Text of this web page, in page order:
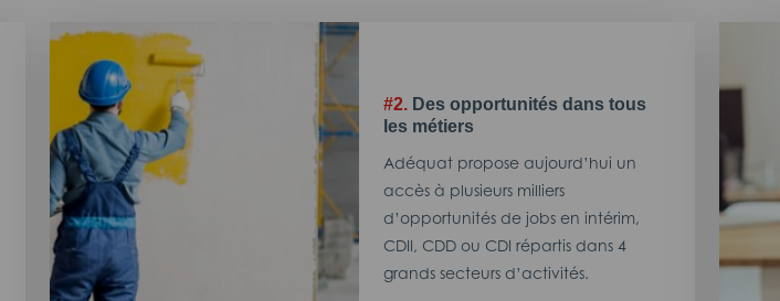
#2. Des opportunités dans tous
les métiers
Adéquat propose aujourd’hui un
accès à plusieurs milliers
d’opportunités de jobs en intérim,
CDII, CDD ou CDI répartis dans 4
grands secteurs d’activités.